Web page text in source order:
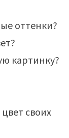
оттенки?
картинку?
своих